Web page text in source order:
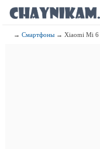
→Смартфоны → Xiaomi Mi 6